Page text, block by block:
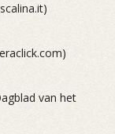
van het